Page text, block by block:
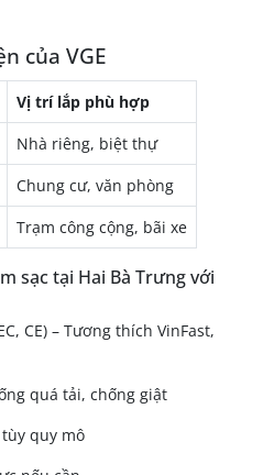
của VGE
Vị trí lắp phù hợp
Nhà riêng, biệt thự
Chung cư, văn phòng
Trạm công cộng, bãi xe
sạc tại Hai Bà Trưng với
CE) – Tương thích VinFast,
quá tải, chống giật
quy mô